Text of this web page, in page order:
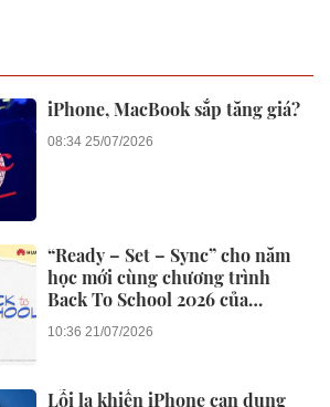
iPhone, MacBook sắp tăng giá?
08:34 25/07/2026
“Ready – Set – Sync” cho năm
học mới cùng chương trình
Back To School 2026 của
Huawei
10:36 21/07/2026
Lỗi lạ khiến iPhone cạn dung